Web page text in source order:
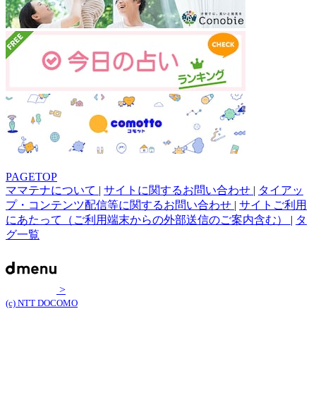
PAGETOP
ママテナについて | サイトに関するお問い合わせ | タイアッ
プ・コンテンツ配信等に関するお問い合わせ | サイトご利用
にあたって（ご利用端末からの外部送信のご案内含む） | タ
グ一覧
>
(c) NTT DOCOMO